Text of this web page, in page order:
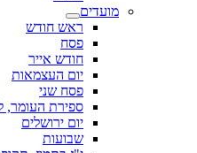
מועדים
ראש חודש
פסח
חודש אייר
יום העצמאות
פסח שני
ספירת העומר,
יום ירושלים
שבועות